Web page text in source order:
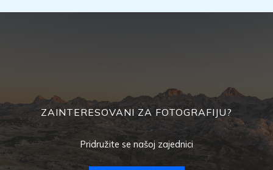
ZAINTERESOVANI ZA FOTOGRAFIJU?
Pridružite se našoj zajednici